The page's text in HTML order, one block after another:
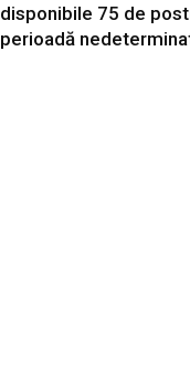
disponibile 75 de
perioadă